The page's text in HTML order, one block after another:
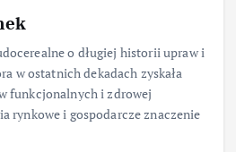
o długiej historii upraw i
w ostatnich dekadach zyskała
funkcjonalnych i zdrowej
rynkowe i gospodarcze znaczenie